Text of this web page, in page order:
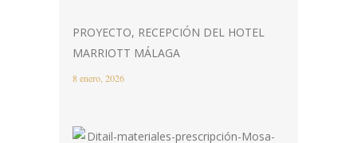
PROYECTO, RECEPCIÓN DEL HOTEL
MARRIOTT MÁLAGA
8 enero, 2026